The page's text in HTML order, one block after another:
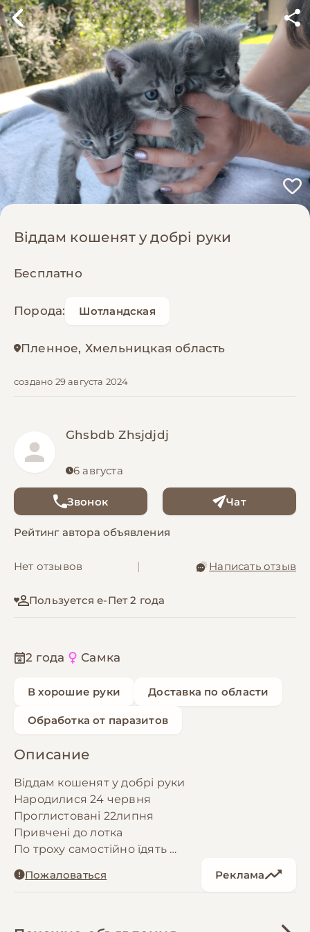
Віддам кошенят у добрі руки
Бесплатно
Порода: Шотландская
Пленное, Хмельницкая область
создано 29 августа 2024
Ghsbdb Zhsjdjdj
6 августа
Звонок Чат
Рейтинг автора объявления
Нет отзывов Написать отзыв
Пользуется е-Пет 2 года
2 года Самка
В хорошие руки Доставка по области
Обработка от паразитов
Описание
Віддам кошенят у добрі руки
Народилися 24 червня
Проглистовані 22липня
Привчені до лотка
По троху самостійно їдять
Чекають нову сім'ю
Пожаловаться Реклама